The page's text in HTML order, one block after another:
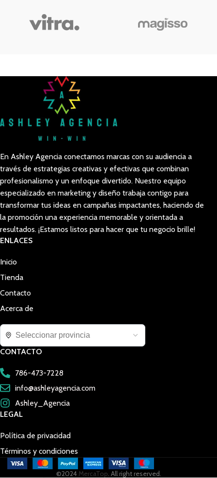
En Ashley Agencia conectamos marcas con su audiencia a
través de estrategias creativas y efectivas que combinan
profesionalismo y un enfoque divertido. Nuestro equipo
especializado en marketing y diseño trabaja contigo para
transformar tus ideas en campañas impactantes, haciendo de
la promoción una experiencia memorable y orientada a
resultados. ¡Estamos listos para hacer que tu negocio brille!
ENLACES
Inicio
Tienda
Contacto
Acerca de
CONTACTO
786-473-7228
info@ashleyagencia.com
Ashley_Agencia
LEGAL
Política de privacidad
Términos y condiciones
©2024MercaTop. All right reserved.